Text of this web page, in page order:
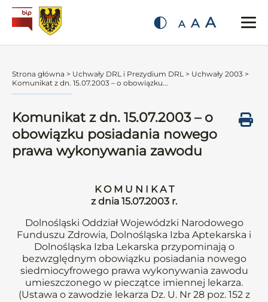
A A A
Strona główna > Uchwały DRL i Prezydium DRL > Uchwały 2003 >
Komunikat z dn. 15.07.2003 – o obowiązku...
Komunikat z dn. 15.07.2003 – o
obowiązku posiadania nowego
prawa wykonywania zawodu
K O M U N I K A T
z dnia 15.07.2003 r.
Dolnośląski Oddział Wojewódzki Narodowego
Funduszu Zdrowia, Dolnośląska Izba Aptekarska i
Dolnośląska Izba Lekarska przypominają o
bezwzględnym obowiązku posiadania nowego
siedmiocyfrowego prawa wykonywania zawodu
umieszczonego w pieczątce imiennej lekarza.
(Ustawa o zawodzie lekarza Dz. U. Nr 28 poz. 152 z